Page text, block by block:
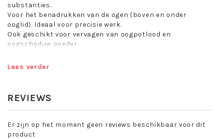
substanties.
Voor het benadrukken van de ogen (boven en onder
ooglid). Ideaal voor precisie werk.
Ook geschikt voor vervagen van oogpotlood en
oogschaduw poeder.
1880! Deze familie werkt milieuvriendelijk en heeft originele
kwaliteit hoog in het vaandel staan.
Sinds 30 jaar fabriceert Da Vinci handgemaakte
Lees verder
REVIEWS
Er zijn op het moment geen reviews beschikbaar voor dit
product